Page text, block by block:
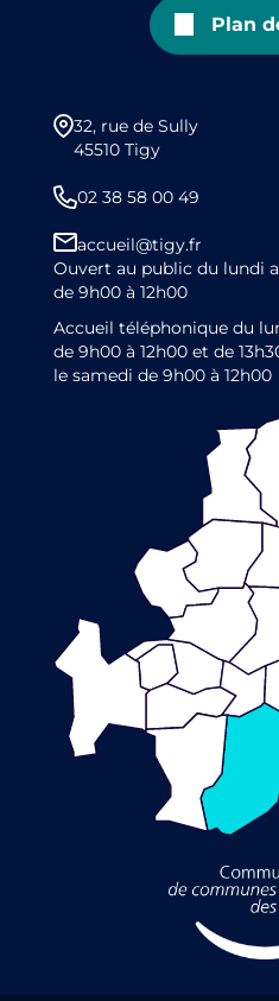
Plan
32, rue de Sully
45510 Tigy
02 38 58 00 49
accueil@tigy.fr
Ouvert au public du lundi
de 9h00 à 12h00
Accueil téléphonique du
de 9h00 à 12h00 et de
le samedi de 9h00 à 12h00